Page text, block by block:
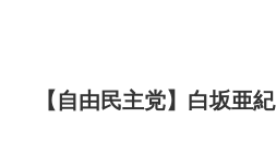
【自由民主党】白坂亜紀